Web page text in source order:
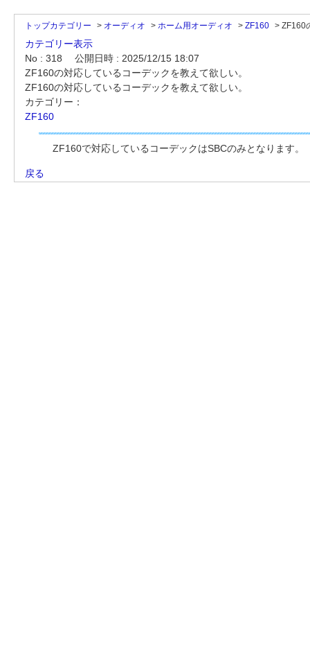
トップカテゴリー > オーディオ > ホーム用オーディオ > ZF160 > ZF160
カテゴリー表示
No : 318
公開日時 : 2025/12/15 18:07
ZF160の対応しているコーデックを教えて欲しい。
ZF160の対応しているコーデックを教えて欲しい。
カテゴリー：
ZF160
ZF160で対応しているコーデックはSBCのみとなります。
戻る